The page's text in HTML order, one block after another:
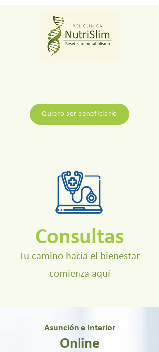
Quiero ser beneficiario
Consultas
Tu camino hacia el bienestar
comienza aquí
Asunción e Interior
Online